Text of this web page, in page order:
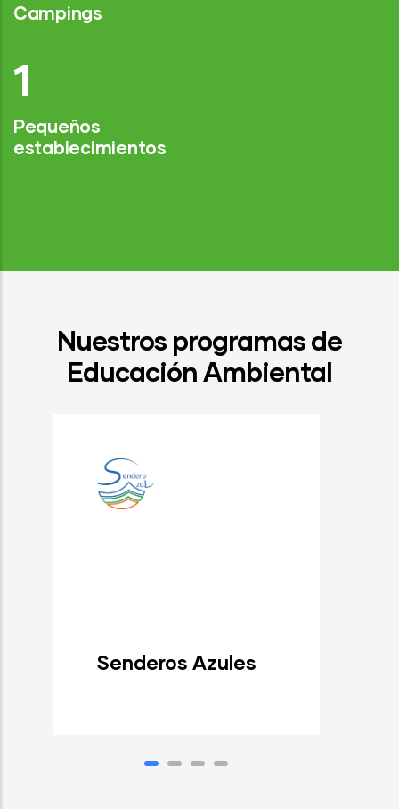
Campings
1
Pequeños
establecimientos
Nuestros programas de
Educación Ambiental
Senderos Azules